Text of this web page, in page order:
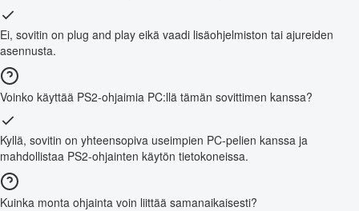
Ei, sovitin on plug and play eikä vaadi lisäohjelmiston tai ajureiden
asennusta.
Voinko käyttää PS2-ohjaimia PC:llä tämän sovittimen kanssa?
Kyllä, sovitin on yhteensopiva useimpien PC-pelien kanssa ja
mahdollistaa PS2-ohjainten käytön tietokoneissa.
Kuinka monta ohjainta voin liittää samanaikaisesti?